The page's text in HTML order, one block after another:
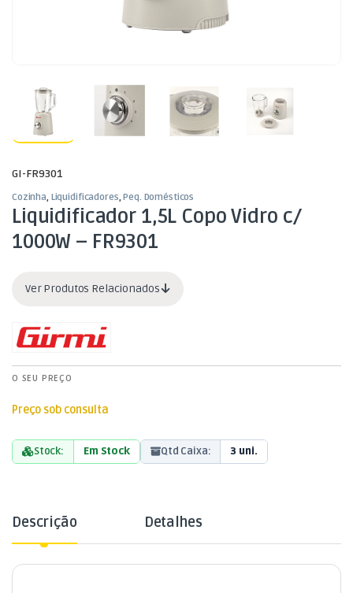
GI-FR9301
Cozinha, Liquidificadores,Peq. Domésticos
Liquidificador 1,5L Copo Vidro c/
1000W – FR9301
Ver Produtos Relacionados
O SEU PREÇO
Preço sob consulta
Stock: Em Stock Qtd Caixa: 3 uni.
Descrição Detalhes